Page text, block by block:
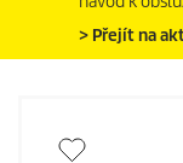
> Přejít na